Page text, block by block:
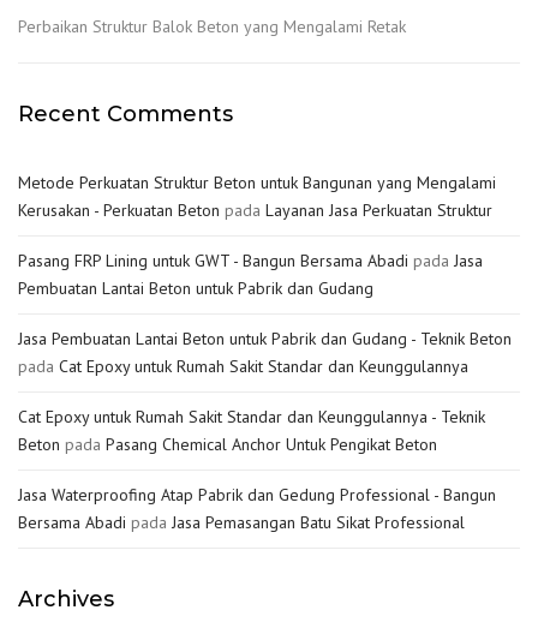
Perbaikan Struktur Balok Beton yang Mengalami Retak
Recent Comments
Metode Perkuatan Struktur Beton untuk Bangunan yang Mengalami
Kerusakan - Perkuatan Beton pada Layanan Jasa Perkuatan Struktur
Pasang FRP Lining untuk GWT - Bangun Bersama Abadi pada Jasa
Pembuatan Lantai Beton untuk Pabrik dan Gudang
Jasa Pembuatan Lantai Beton untuk Pabrik dan Gudang - Teknik Beton
pada Cat Epoxy untuk Rumah Sakit Standar dan Keunggulannya
Cat Epoxy untuk Rumah Sakit Standar dan Keunggulannya - Teknik
Beton pada Pasang Chemical Anchor Untuk Pengikat Beton
Jasa Waterproofing Atap Pabrik dan Gedung Professional - Bangun
Bersama Abadi pada Jasa Pemasangan Batu Sikat Professional
Archives